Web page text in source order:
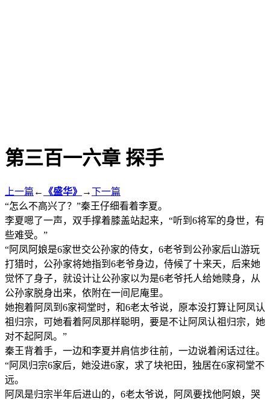
第三百一六章 探手
上一篇 ← 《盛华》 →下一篇
“怎么不高兴了？”秦王仔细看着李夏。
李夏嗯了一声，双手撑着膝盖站起来，“听到6将军的身世，有
些难受。”
“阿凤阿娘是6家世交公孙家的侍女，6老爷到公孙家后山游玩
打猎时，公孙家将她指到6老爷身边，侍候了十来天，后来她
觉怀了身子，就设计让公孙家以为是6老爷托人给她赎身，从
公孙家脱身出来，依附在一间尼庵里。
她抱着阿凤到6家祠堂时，和6老太爷说，原本没打算让阿凤认
祖归宗，可她看着阿凤那样聪明，要是不让阿凤认祖归宗，她
对不起阿凤。”
秦王背着手，一边和李夏并肩信步往前，一边说着闲话过往。
“阿凤归宗6家后，她没进6家，求了块祀田，独居在6家祠堂不
远。
阿凤是归宗半年后进山的，6老太爷说，阿凤要找他阿娘，哭